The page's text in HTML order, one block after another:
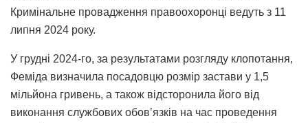
Кримінальне провадження правоохоронці ведуть з 11
липня 2024 року.
У грудні 2024-го, за результатами розгляду клопотання,
Феміда визначила посадовцю розмір застави у 1,5
мільйона гривень, а також відсторонила його від
виконання службових обов’язків на час проведення